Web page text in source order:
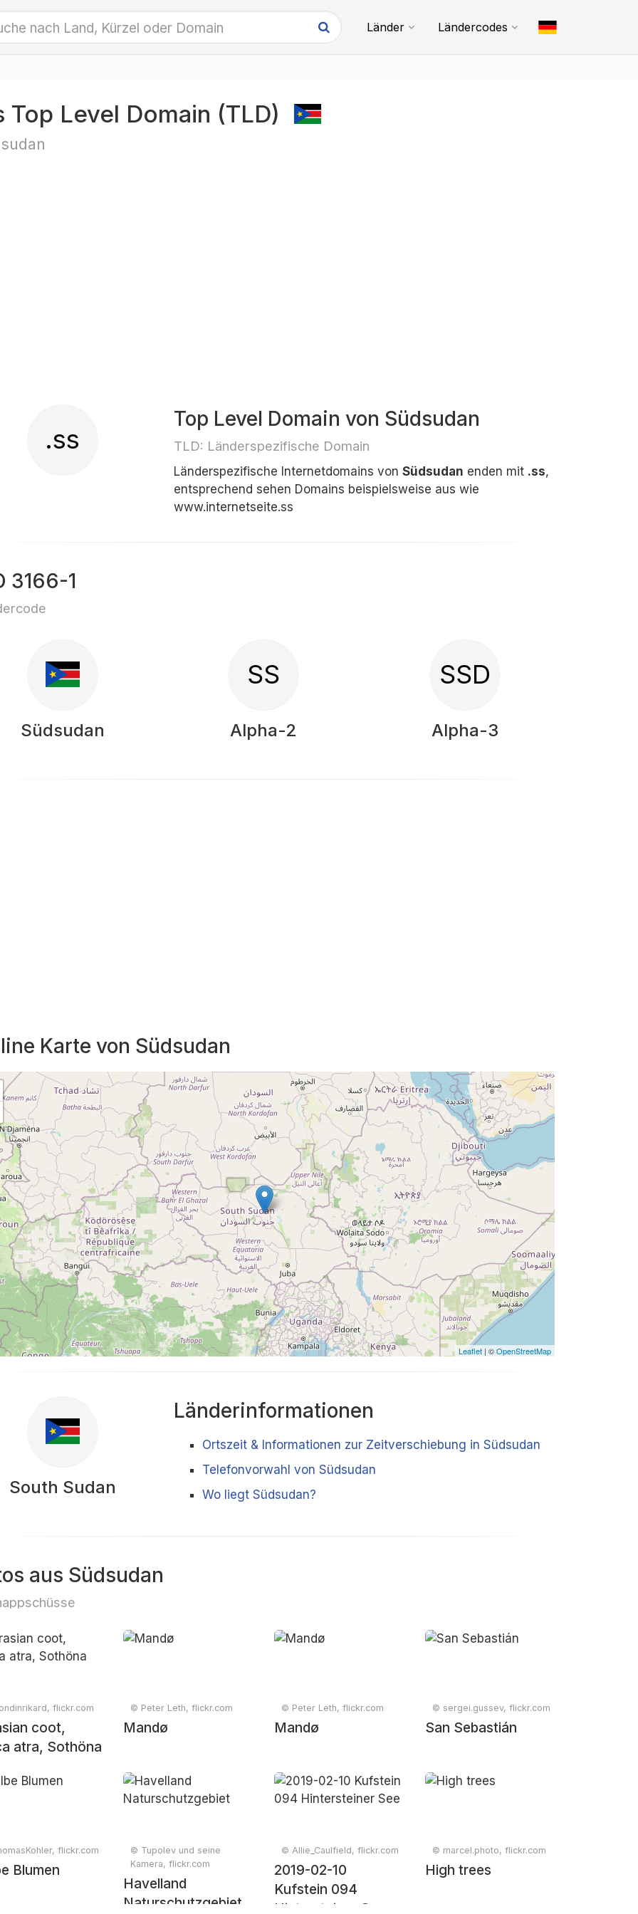
Länder Ländercodes
Top Level Domain (TLD)
.ss
Top Level Domain von Südsudan
TLD: Länderspezifische Domain
Länderspezifische Internetdomains von Südsudan enden mit .ss,
entsprechend sehen Domains beispielsweise aus wie
www.internetseite.ss
3166-1
Südsudan
SS
Alpha-2
SSD
Alpha-3
Karte von Südsudan
Leaflet | ©OpenStreetMap
South Sudan
Länderinformationen
Ortszeit & Informationen zur Zeitverschiebung in Südsudan
Telefonvorwahl von Südsudan
Wo liegt Südsudan?
aus Südsudan
flickr.com
coot,
atra, Sothöna
© Peter Leth, flickr.com
Mandø
© Peter Leth, flickr.com
Mandø
© sergei.gussev, flickr.com
San Sebastián
flickr.com
Blumen
© Tupolev und seine
Kamera, flickr.com
Havelland
Naturschutzgebiet
© Allie_Caulfield, flickr.com
2019-02-10
Kufstein 094
Hintersteiner See
© marcel.photo, flickr.com
High trees